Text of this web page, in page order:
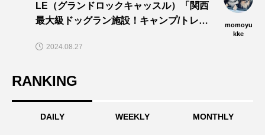
LE（グランドロックキャッスル）「関西
最大級ドッグラン施設！キャンプ/トレイ
う〜🎵」
momoyu
kke
2024.08.27
RANKING
DAILY WEEKLY MONTHLY